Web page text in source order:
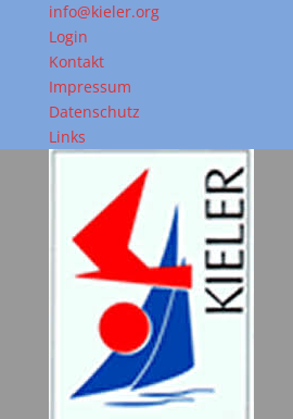
info@kieler.org
Login
Kontakt
Impressum
Datenschutz
Links